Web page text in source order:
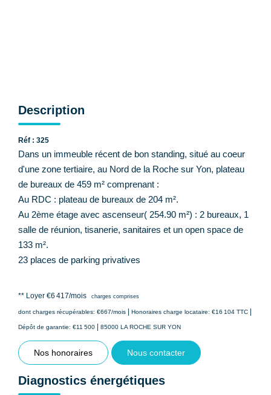
Description
Réf : 325
Dans un immeuble récent de bon standing, situé au coeur
d'une zone tertiaire, au Nord de la Roche sur Yon, plateau
de bureaux de 459 m² comprenant :
Au RDC : plateau de bureaux de 204 m².
Au 2ème étage avec ascenseur( 254.90 m²) : 2 bureaux, 1
salle de réunion, tisanerie, sanitaires et un open space de
133 m².
23 places de parking privatives
** Loyer €6 417/mois charges comprises
dont charges récupérables: €667/mois | Honoraires charge locataire: €16 104 TTC |
Dépôt de garantie: €11 500 | 85000 LA ROCHE SUR YON
Nos honoraires Nous contacter
Diagnostics énergétiques